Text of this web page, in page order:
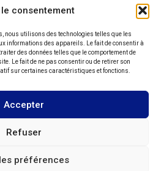
consentement
nous utilisons des technologies telles que les
informations des appareils. Le fait de consentir à
des données telles que le comportement de
Le fait de ne pas consentir ou de retirer son
sur certaines caractéristiques et fonctions.
Accepter
Refuser
préférences
63000 Clermont-Ferrand
URAL FRANCE
par :